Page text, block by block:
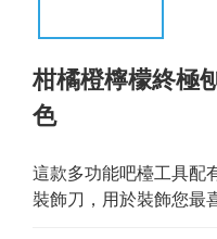
柑橘橙檸檬終極
色
這款多功能吧檯工具配
裝飾刀，用於裝飾您最